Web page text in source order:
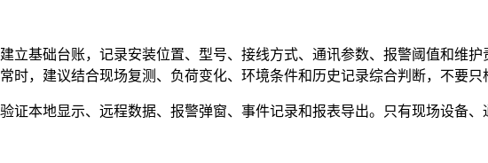
立基础台账，记录安装位置、型号、接线方式、通讯参数、报警阈值和维
时，建议结合现场复测、负荷变化、环境条件和历史记录综合判断，不要只
证本地显示、远程数据、报警弹窗、事件记录和报表导出。只有现场设备